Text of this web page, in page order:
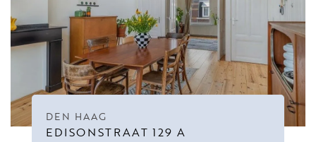
DEN HAAG
EDISONSTRAAT 129 A